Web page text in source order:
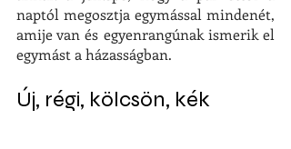
naptól megosztja egymással mindenét,
amije van és egyenrangúnak ismerik el
egymást a házasságban.
Új, régi, kölcsön, kék